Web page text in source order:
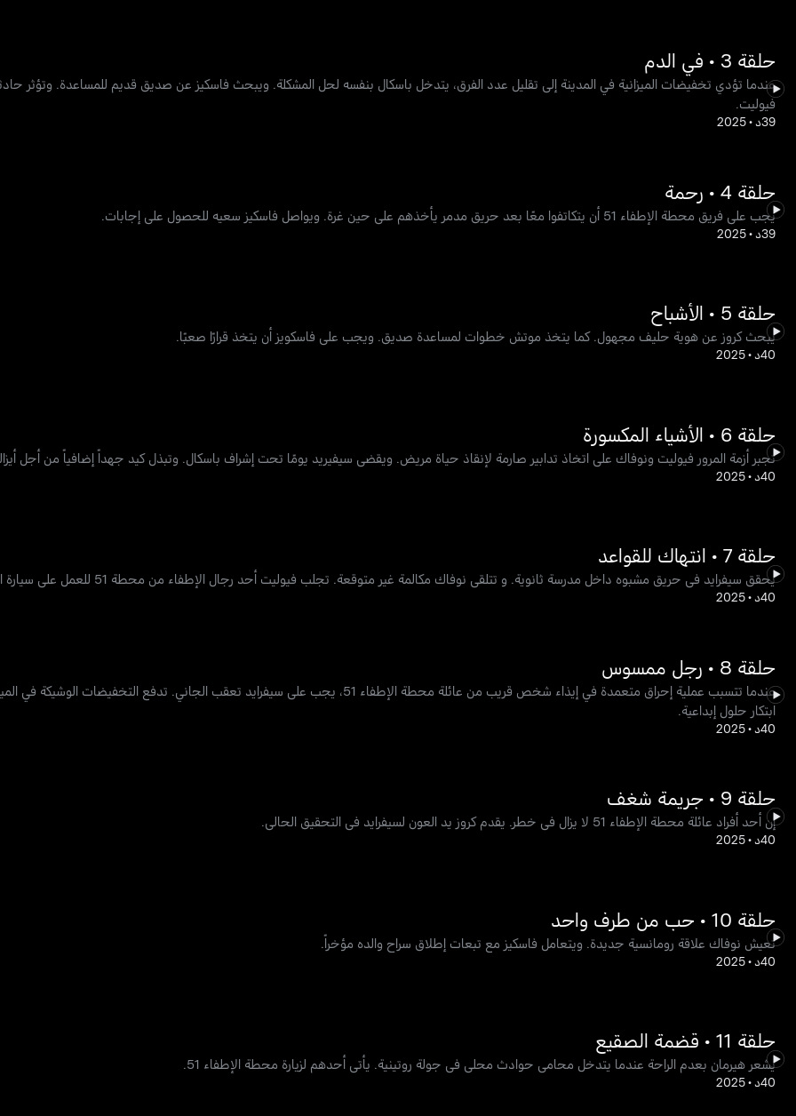
حلقة 3 • في الدم
عندما تؤدي تخفيضات الميزانية في المدينة إلى تقليل عدد الفرق، يتدخل باسكال بنفسه لحل المشكلة. ويبحث فاسكيز عن صديق قديم للمساعدة. وتؤثر
فيوليت.
39د •
2025
حلقة 4 • رحمة
يجب على فريق محطة الإطفاء 51 أن يتكاتفوا معًا بعد حريق مدمر يأخذهم على حين غرة. ويواصل فاسكيز سعيه للحصول على إجابات.
39د •
2025
حلقة 5 • الأشباح
يبحث كروز عن هوية حليف مجهول. كما يتخذ موتش خطوات لمساعدة صديق. ويجب على فاسكويز أن يتخذ قرارًا صعبًا.
40د •
2025
حلقة 6 • الأشياء المكسورة
تجبر أزمة المرور فيوليت ونوفاك على اتخاذ تدابير صارمة لإنقاذ حياة مريض. ويقضي سيفيريد يومًا تحت إشراف باسكال. وتبذل كيد جهداً إضافياً من أجل
40د •
2025
حلقة 7 • انتهاك للقواعد
يحقق سيفرايد في حريق مشبوه داخل مدرسة ثانوية. و تتلقى نوفاك مكالمة غير متوقعة. تجلب فيوليت أحد رجال الإطفاء من محطة 51 للعمل على سيارة الإسعاف بالتناوب.
40د •
2025
حلقة 8 • رجل ممسوس
عندما تتسبب عملية إحراق متعمدة في إيذاء شخص قريب من عائلة محطة الإطفاء 51، يجب على سيفرايد تعقب الجاني. تدفع
ابتكار حلول إبداعية.
40د •
2025
حلقة 9 • جريمة شغف
إن أحد أفراد عائلة محطة الإطفاء 51 لا يزال في خطر. يقدم كروز يد العون لسيفرايد في التحقيق الحالي.
40د •
2025
حلقة 10 • حب من طرف واحد
تعيش نوفاك علاقة رومانسية جديدة. ويتعامل فاسكيز مع تبعات إطلاق سراح والده مؤخراً.
40د •
2025
حلقة 11 • قضمة الصقيع
يشعر هيرمان بعدم الراحة عندما يتدخل محامي حوادث محلي في جولة روتينية. يأتي أحدهم لزيارة محطة الإطفاء 51.
40د •
2025